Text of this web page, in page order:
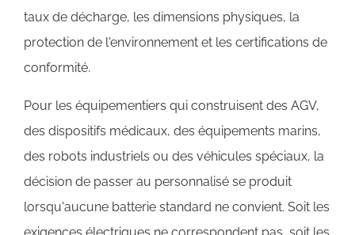
taux de décharge, les dimensions physiques, la
protection de l'environnement et les certifications de
conformité.
Pour les équipementiers qui construisent des AGV,
des dispositifs médicaux, des équipements marins,
des robots industriels ou des véhicules spéciaux, la
décision de passer au personnalisé se produit
lorsqu'aucune batterie standard ne convient. Soit les